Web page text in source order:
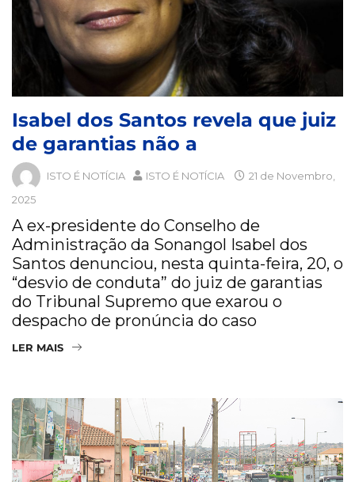
Isabel dos Santos revela que juiz
de garantias não a
ISTO É NOTÍCIA ISTO É NOTÍCIA
21 de Novembro,
2025
A ex-presidente do Conselho de
Administração da Sonangol Isabel dos
Santos denunciou, nesta quinta-feira, 20, o
“desvio de conduta” do juiz de garantias
do Tribunal Supremo que exarou o
despacho de pronúncia do caso
LER MAIS